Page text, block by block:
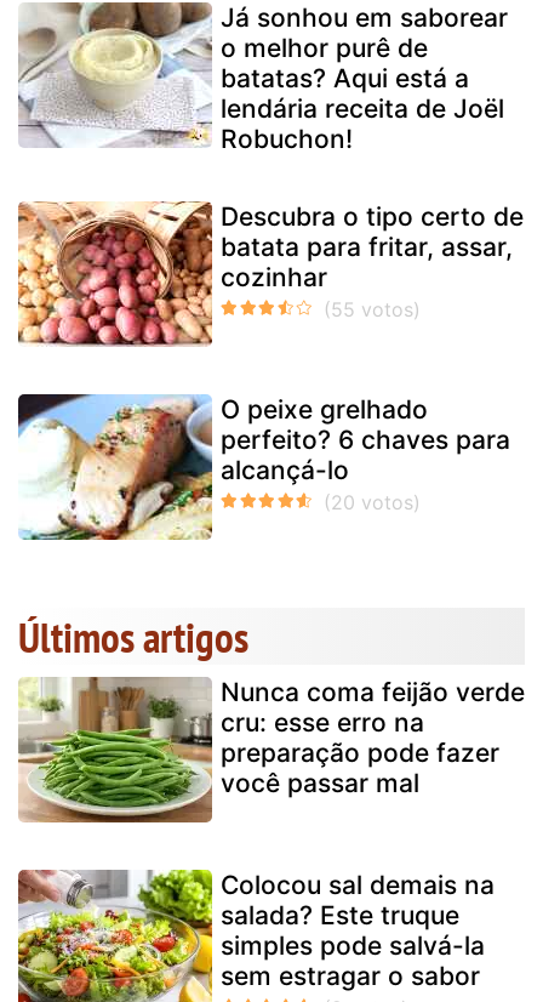
Já sonhou em saborear
o melhor purê de
batatas? Aqui está a
lendária receita de Joël
Robuchon!
Descubra o tipo certo de
batata para fritar, assar,
cozinhar
O peixe grelhado
perfeito? 6 chaves para
alcançá-lo
Últimos artigos
Nunca coma feijão verde
cru: esse erro na
preparação pode fazer
você passar mal
Colocou sal demais na
salada? Este truque
simples pode salvá-la
sem estragar o sabor